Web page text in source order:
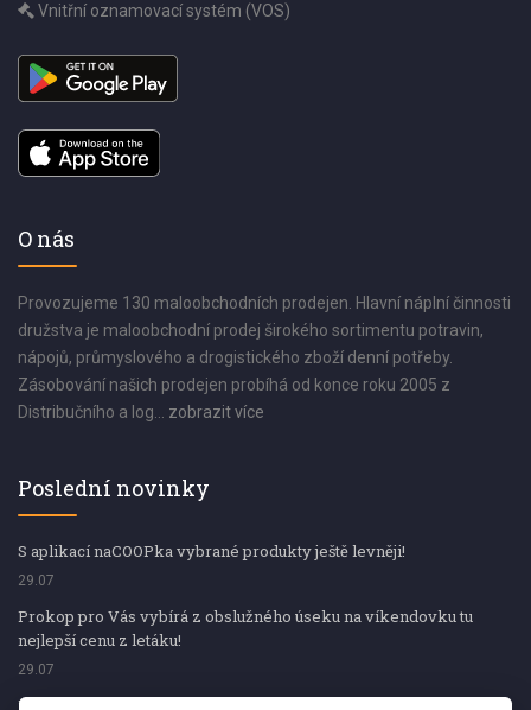
Vnitřní oznamovací systém (VOS)
O nás
Provozujeme 130 maloobchodních prodejen. Hlavní náplní činnosti
družstva je maloobchodní prodej širokého sortimentu potravin,
nápojů, průmyslového a drogistického zboží denní potřeby.
Zásobování našich prodejen probíhá od konce roku 2005 z
Distribučního a log... zobrazit více
Poslední novinky
S aplikací naCOOPka vybrané produkty ještě levněji!
29.07
Prokop pro Vás vybírá z obslužného úseku na víkendovku tu
nejlepší cenu z letáku!
29.07
Prokop pro Vás vybírá z obslužného úseku na víkendovku tu